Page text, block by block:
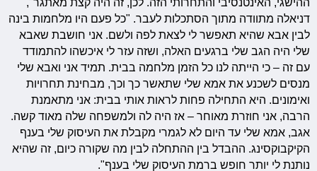
דניאלה מתוודה מתוך הסתכלות לעבר. "כל פעם היו מלחמות בינה
לבין אבא שהיא תאפשר לי לצאת לפה ולשם. אני חושבת שאבא
שלי היה הגב שלי ברגעים האלה, ושזה עזר לי איכשהו להתמודד
עם זה – כי הייתה לנו כל הזמן מלחמה בבית. תמיד אני ואבא שלי
מנסים לשכנע את אמא שלי שתאשר כך וכך, מבחינת תחרויות
ואימונים. היא התחילה פחות לראות אותי בבית: אני מתאמנת
הרבה, אני חוזרת מאוחר – אז היה לה ולמשפחה שלה מאוד קשה.
אגב, אמא שלי עד היום לא לגמרי מקבלת את העיסוק שלי בענף
הקיקבוקסינג. ההבדל בין ההתחלה לבין מה שקורה כיום, זה שהיא
נותנת לי יותר חופש ברמת העיסוק שלי בענף".